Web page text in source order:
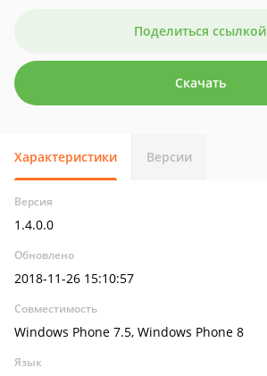
Поделиться ссылкой
Скачать
Характеристики Версии
Версия
1.4.0.0
Обновлено
2018-11-26 15:10:57
Совместимость
Windows Phone 7.5, Windows Phone 8
Язык